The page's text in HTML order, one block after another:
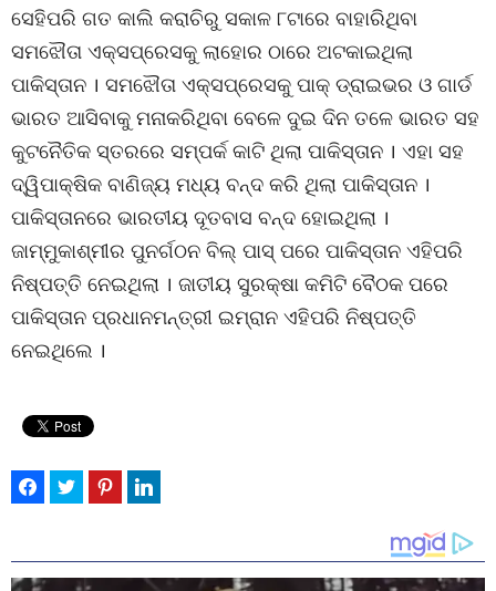
ସେହିପରି ଗତ କାଲି କରାଚିରୁ ସକାଳ ୮ଟାରେ ବାହାରିଥିବା
ସମଝୌତା ଏକ୍ସପ୍ରେସକୁ ଲାହୋର ଠାରେ ଅଟକାଇଥିଲା
ପାକିସ୍ତାନ । ସମଝୌତା ଏକ୍ସପ୍ରେସକୁ ପାକ୍ ଡ୍ରାଇଭର ଓ ଗାର୍ଡ
ଭାରତ ଆସିବାକୁ ମନାକରିଥିବା ବେଳେ ଦୁଇ ଦିନ ତଳେ ଭାରତ ସହ
କୁଟନୈତିକ ସ୍ତରରେ ସମ୍ପର୍କ କାଟି ଥିଲା ପାକିସ୍ତାନ । ଏହା ସହ
ଦ୍ୱିପାକ୍ଷିକ ବାଣିଜ୍ୟ ମଧ୍ୟ ବନ୍ଦ କରି ଥିଲା ପାକିସ୍ତାନ ।
ପାକିସ୍ତାନରେ ଭାରତୀୟ ଦୂତବାସ ବନ୍ଦ ହୋଇଥିଲା ।
ଜାମ୍ମୁକାଶ୍ମୀର ପୁନର୍ଗଠନ ବିଲ୍ ପାସ୍ ପରେ ପାକିସ୍ତାନ ଏହିପରି
ନିଷ୍ପତ୍ତି ନେଇଥିଲା । ଜାତୀୟ ସୁରକ୍ଷା କମିଟି ବୈଠକ ପରେ
ପାକିସ୍ତାନ ପ୍ରଧାନମନ୍ତ୍ରୀ ଇମ୍ରାନ ଏହିପରି ନିଷ୍ପତ୍ତି
ନେଇଥିଲେ ।